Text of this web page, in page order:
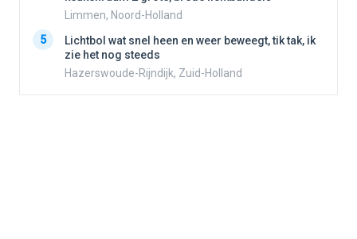
Limmen, Noord-Holland
5
Lichtbol wat snel heen en weer beweegt, tik tak, ik
zie het nog steeds
Hazerswoude-Rijndijk, Zuid-Holland